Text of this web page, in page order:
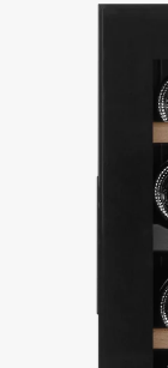
das besonders vielen
konstante
die bessere Wahl
Lagerbedingungen
Weinsorte
Weinkühlschrank mit
optimale Temperatur